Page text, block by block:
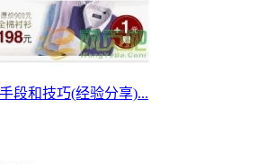
段和技巧(经验分享)...